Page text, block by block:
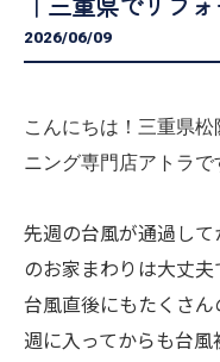
2026/06/09
こんにちは！三重県
ニング専門店アトラ
先週の台風が通過し
のお家まわりは大丈夫
台風直後にもたくさ
週に入ってからも台